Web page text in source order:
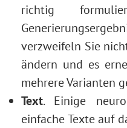
richtig
verzweifeln Sie
ändern und es
mehrere Varianten
Text. Einige
einfache Texte auf